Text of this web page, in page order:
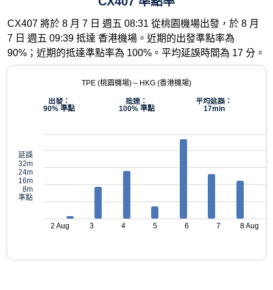
CX407 將於 8 月 7 日 週五 08:31 從桃園機場出發，於 8 月
7 日 週五 09:39 抵達 香港機場。近期的出發準點率為
90%；近期的抵達準點率為 100%。平均延誤時間為 17 分。
TPE (桃園機場) – HKG (香港機場)
出發：
90% 準點
抵達：
100% 準點
平均延誤：
17min
延誤
32m
24m
16m
8m
準點
2 Aug 3 4 5 6 7 8 Aug